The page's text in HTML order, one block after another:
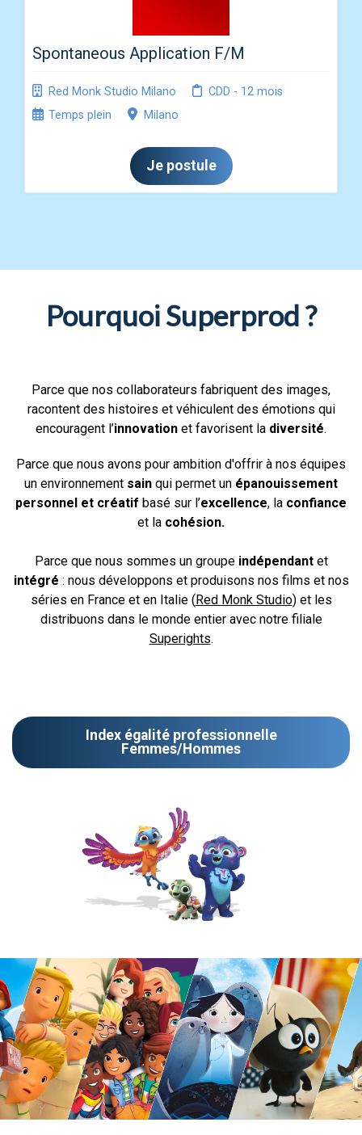
Spontaneous Application F/M
Red Monk Studio Milano
CDD - 12 mois
Temps plein
Milano
Je postule
Pourquoi Superprod ?
Parce que nos collaborateurs fabriquent des images,
racontent des histoires et véhiculent des émotions qui
encouragent l’innovation et favorisent la diversité.
Parce que nous avons pour ambition d'offrir à nos équipes
un environnement sain qui permet un épanouissement
personnel et créatif basé sur l’excellence, la confiance
et la cohésion.
Parce que nous sommes un groupe indépendant et
intégré : nous développons et produisons nos films et nos
séries en France et en Italie (Red Monk Studio) et les
distribuons dans le monde entier avec notre filiale
Superights.
Index égalité professionnelle
Femmes/Hommes